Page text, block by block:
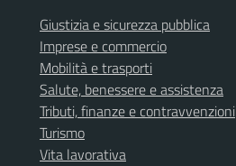
Giustizia e sicurezza pubblica
Imprese e commercio
Mobilità e trasporti
Salute, benessere e assistenza
Tributi, finanze e contravvenzioni
Turismo
Vita lavorativa